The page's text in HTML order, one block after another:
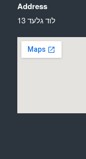
Address
לוד גלעד 13